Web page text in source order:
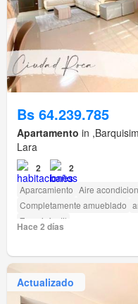
Bs 64.239.785
Apartamento in
Lara
2 2
Aparcamiento Aire
Completamente amueblado
Zona infantil
Hace 2 días
Actualizado